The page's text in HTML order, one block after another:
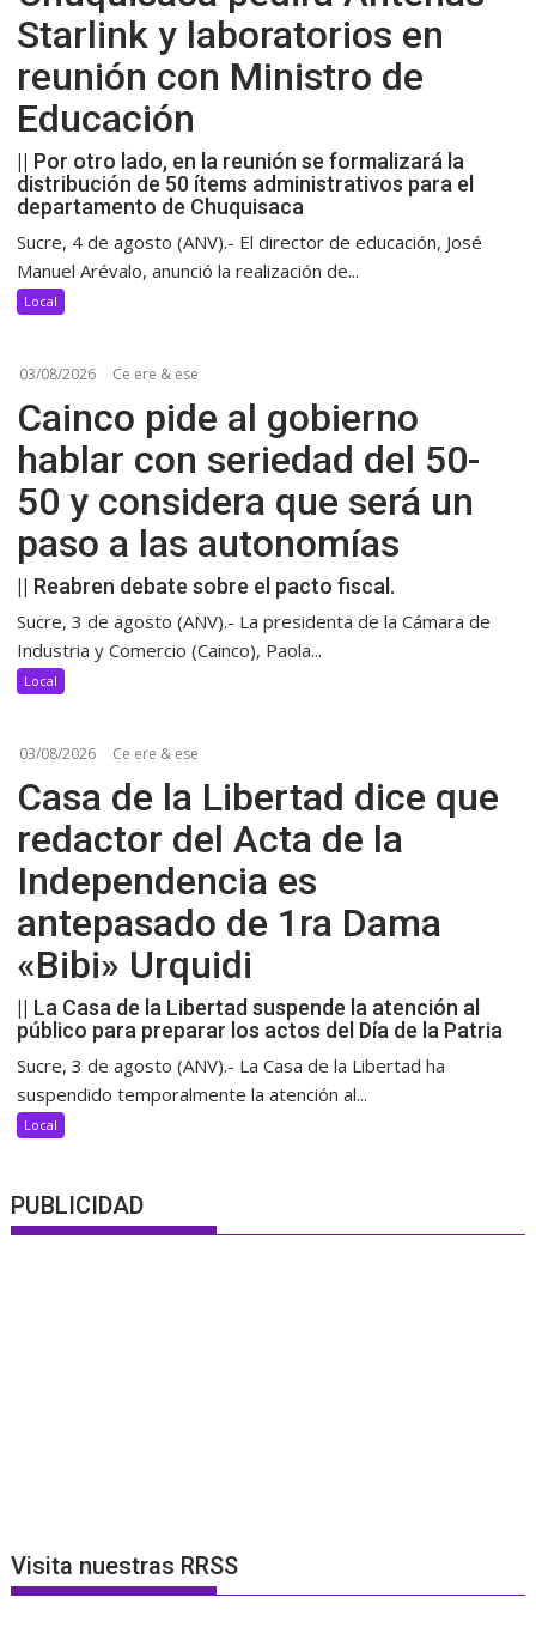
Starlink y laboratorios en
reunión con Ministro de
Educación
|| Por otro lado, en la reunión se formalizará la
distribución de 50 ítems administrativos para el
departamento de Chuquisaca
Sucre, 4 de agosto (ANV).- El director de educación, José
Manuel Arévalo, anunció la realización de...
Local
03/08/2026 Ce ere & ese
Cainco pide al gobierno
hablar con seriedad del 50-
50 y considera que será un
paso a las autonomías
|| Reabren debate sobre el pacto fiscal.
Sucre, 3 de agosto (ANV).- La presidenta de la Cámara de
Industria y Comercio (Cainco), Paola...
Local
03/08/2026 Ce ere & ese
Casa de la Libertad dice que
redactor del Acta de la
Independencia es
antepasado de 1ra Dama
«Bibi» Urquidi
|| La Casa de la Libertad suspende la atención al
público para preparar los actos del Día de la Patria
Sucre, 3 de agosto (ANV).- La Casa de la Libertad ha
suspendido temporalmente la atención al...
Local
PUBLICIDAD
Visita nuestras RRSS